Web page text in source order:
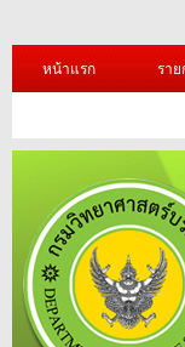
หน้าแรก รา